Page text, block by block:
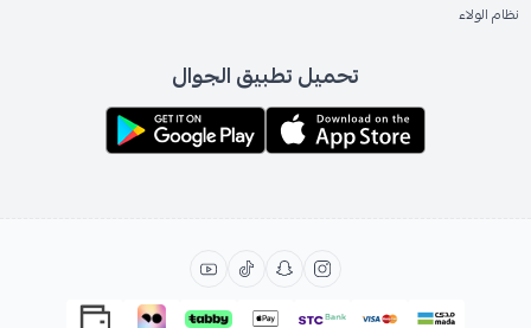
نظام الولاء
تحميل تطبيق الجوال